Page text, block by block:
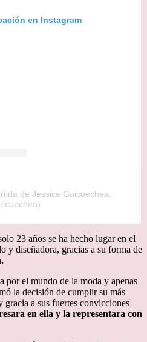
en Instagram
de Jessica Goicoechea.
23 años se ha hecho lugar en el
y diseñadora, gracias a su forma de
.
por el mundo de la moda y apenas
la decisión de cumplir su más
gracia a sus fuertes convicciones
en ella y la representara con